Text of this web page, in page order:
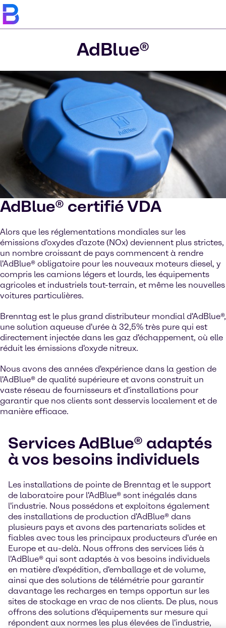
AdBlue®
AdBlue® certifié VDA
Alors que les réglementations mondiales sur les
émissions d'oxydes d'azote (NOx) deviennent plus strictes,
un nombre croissant de pays commencent à rendre
l'AdBlue® obligatoire pour les nouveaux moteurs diesel, y
compris les camions légers et lourds, les équipements
agricoles et industriels tout-terrain, et même les nouvelles
voitures particulières.
Brenntag est le plus grand distributeur mondial d'AdBlue®,
une solution aqueuse d'urée à 32,5% très pure qui est
directement injectée dans les gaz d'échappement, où elle
réduit les émissions d'oxyde nitreux.
Nous avons des années d'expérience dans la gestion de
l'AdBlue® de qualité supérieure et avons construit un
vaste réseau de fournisseurs et d'installations pour
garantir que nos clients sont desservis localement et de
manière efficace.
Services AdBlue® adaptés
à vos besoins individuels
Les installations de pointe de Brenntag et le support
de laboratoire pour l'AdBlue® sont inégalés dans
l'industrie. Nous possédons et exploitons également
des installations de production d'AdBlue® dans
plusieurs pays et avons des partenariats solides et
fiables avec tous les principaux producteurs d'urée en
Europe et au-delà. Nous offrons des services liés à
l'AdBlue® qui sont adaptés à vos besoins individuels
en matière d'expédition, d'emballage et de volume,
ainsi que des solutions de télémétrie pour garantir
davantage les recharges en temps opportun sur les
sites de stockage en vrac de nos clients. De plus, nous
offrons des solutions d'équipements sur mesure qui
répondent aux normes les plus élevées de l'industrie,